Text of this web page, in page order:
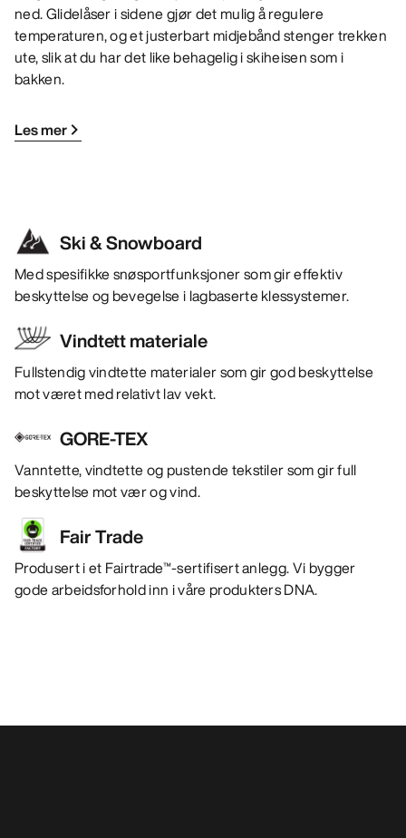
ned. Glidelåser i sidene gjør det mulig å regulere
temperaturen, og et justerbart midjebånd stenger trekken
ute, slik at du har det like behagelig i skiheisen som i
bakken.
Les mer
Ski & Snowboard
Med spesifikke snøsportfunksjoner som gir effektiv
beskyttelse og bevegelse i lagbaserte klessystemer.
Vindtett materiale
Fullstendig vindtette materialer som gir god beskyttelse
mot været med relativt lav vekt.
GORE-TEX
Vanntette, vindtette og pustende tekstiler som gir full
beskyttelse mot vær og vind.
Fair Trade
Produsert i et Fairtrade™-sertifisert anlegg. Vi bygger
gode arbeidsforhold inn i våre produkters DNA.